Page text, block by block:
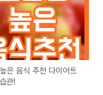
은 음식 추천 다이어트
관!